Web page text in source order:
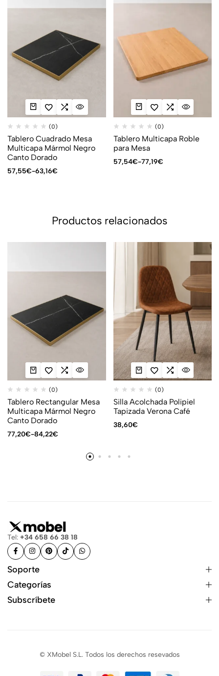
(0)
Tablero Cuadrado Mesa
Multicapa Mármol Negro
Canto Dorado
57,55€-63,16€
(0)
Tablero Multicapa Roble
para Mesa
57,54€-77,19€
Productos relacionados
(0)
Tablero Rectangular Mesa
Multicapa Mármol Negro
Canto Dorado
77,20€-84,22€
(0)
Silla Acolchada Polipiel
Tapizada Verona Café
38,60€
Tel: +34 658 66 38 18
Soporte
Categorías
Subscríbete
© XMobel S.L. Todos los derechos resevados